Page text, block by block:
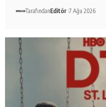
TarafındanEditör 7 Ağu 2026